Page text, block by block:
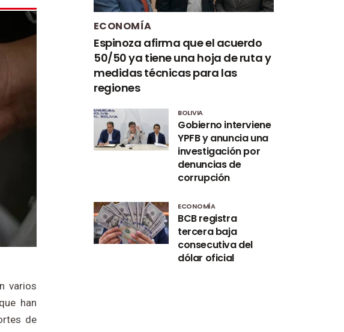
varios
han
de
ECONOMÍA
Espinoza afirma que el acuerdo
50/50 ya tiene una hoja de ruta y
medidas técnicas para las
regiones
BOLIVIA
Gobierno interviene
YPFB y anuncia una
investigación por
denuncias de
corrupción
ECONOMÍA
BCB registra
tercera baja
consecutiva del
dólar oficial